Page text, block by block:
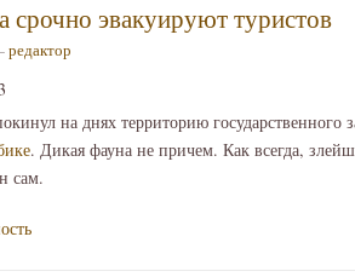
эвакуируют туристов
редактор
на днях территорию государственного
. Дикая фауна не причем. Как всегда,
сам.